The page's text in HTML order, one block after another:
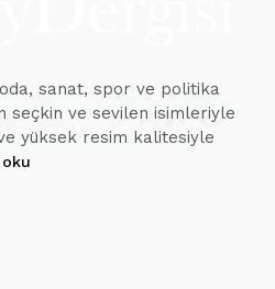
sanat, spor ve politika
seçkin ve sevilen isimleriyle
yüksek resim kalitesiyle
oku